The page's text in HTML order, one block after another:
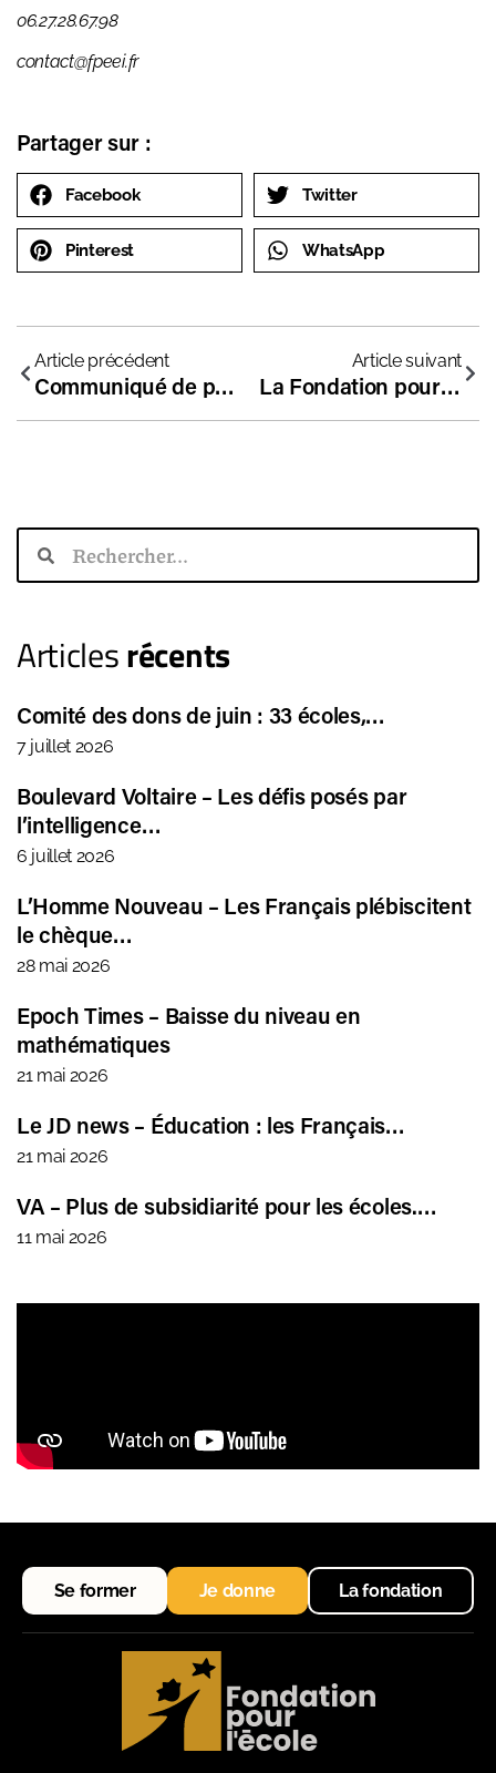
06.27.28.67.98
contact@fpeei.fr
Partager sur :
Facebook Twitter
Pinterest WhatsApp
Article précédent
Communiqué de presse commun de la Fondation pour l’école et de la FPEEI sur la mixité sociale
Article suivant
La Fondation pour l’école lance le Prix Étincelle !
Articlesrécents
Comité des dons de juin : 33 écoles,…
7 juillet 2026
Boulevard Voltaire – Les défis posés par
l’intelligence…
6 juillet 2026
L’Homme Nouveau – Les Français plébiscitent
le chèque…
28 mai 2026
Epoch Times – Baisse du niveau en
mathématiques
21 mai 2026
Le JD news – Éducation : les Français…
21 mai 2026
VA – Plus de subsidiarité pour les écoles.…
11 mai 2026
Se former Je donne La fondation